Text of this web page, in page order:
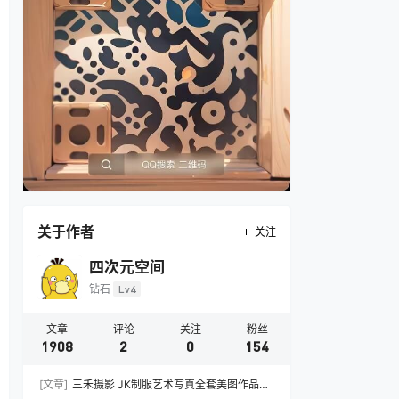
关于作者 关注
四次元空间
钻石 Lv4
文章
1908
评论
2
关注
0
粉丝
154
[文章] 三禾摄影 JK制服艺术写真全套美图作品合